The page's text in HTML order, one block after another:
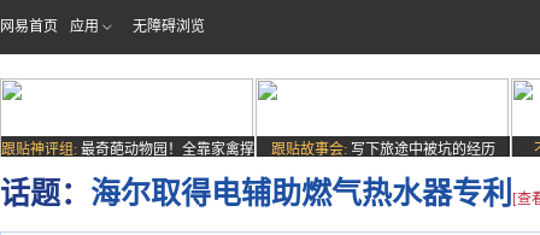
网易首页 应用 无障碍浏览
跟贴神评组: 最奇葩动物园！全靠家禽撑
场子
跟贴故事会: 写下旅途中被坑的经历
话题： 海尔取得电辅助燃气热水器专利 [查